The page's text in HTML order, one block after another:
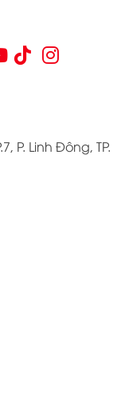
tin cơ bản về PLC
ai muốn cải thiện
P. Linh Đông, TP.